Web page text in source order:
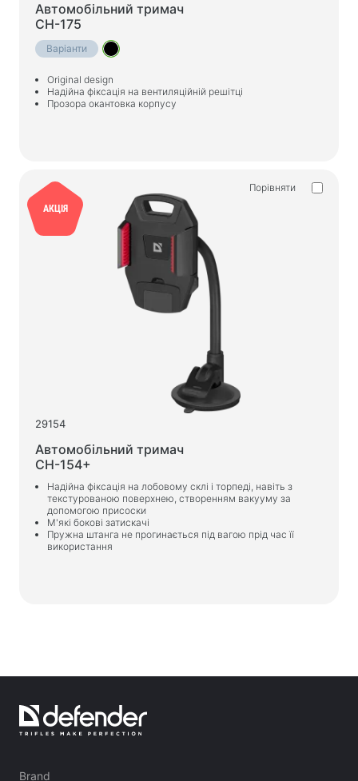
Автомобільний тримач
CH-175
Варіанти
Original design
Надійна фіксація на вентиляційній решітці
Прозора окантовка корпусу
АКЦІЯ
Порівняти
29154
Автомобільний тримач
CH-154+
Надійна фіксація на лобовому склі і торпеді, навіть з
текстурованою поверхнею, створенням вакууму за
допомогою присоски
М'які бокові затискачі
Пружна штанга не прогинається під вагою прід час її
використання
Brand